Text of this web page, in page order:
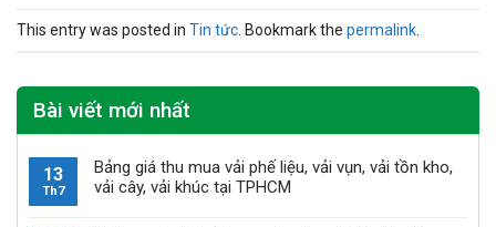
This entry was posted in Tin tức . Bookmark the permalink
Bài viết mới nhất
13
Th7
Bảng giá thu mua vải phế liệu, vải vụn, vải tồn kho,
vải cây, vải khúc tại TPHCM